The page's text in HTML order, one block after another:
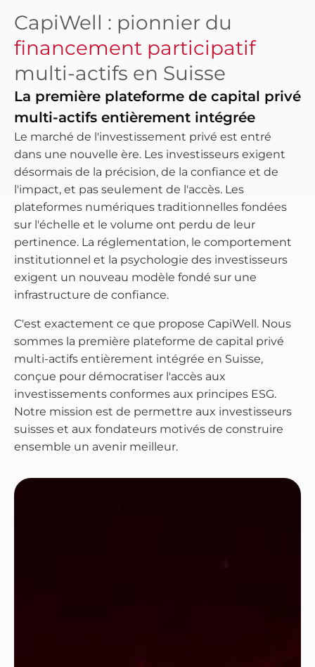
CapiWell : pionnier du
financement participatif
multi-actifs en Suisse
La première plateforme de capital privé
multi-actifs entièrement intégrée
Le marché de l'investissement privé est entré
dans une nouvelle ère. Les investisseurs exigent
désormais de la précision, de la confiance et de
l'impact, et pas seulement de l'accès. Les
plateformes numériques traditionnelles fondées
sur l'échelle et le volume ont perdu de leur
pertinence. La réglementation, le comportement
institutionnel et la psychologie des investisseurs
exigent un nouveau modèle fondé sur une
infrastructure de confiance.
C'est exactement ce que propose CapiWell. Nous
sommes la première plateforme de capital privé
multi-actifs entièrement intégrée en Suisse,
conçue pour démocratiser l'accès aux
investissements conformes aux principes ESG.
Notre mission est de permettre aux investisseurs
suisses et aux fondateurs motivés de construire
ensemble un avenir meilleur.